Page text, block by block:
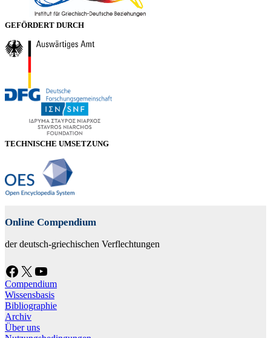
GEFÖRDERT DURCH
TECHNISCHE UMSETZUNG
Online Compendium
der deutsch-griechischen Verflechtungen
Facebook X YouTube
Compendium
Wissensbasis
Bibliographie
Archiv
Über uns